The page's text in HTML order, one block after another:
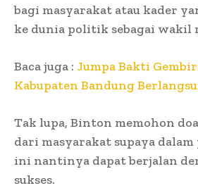
bagi masyarakat atau kader
ke dunia politik sebagai wakil
Baca juga : Jumpa Bakti
Kabupaten Bandung
Tak lupa, Binton memohon
dari masyarakat supaya
ini nantinya dapat berjalan
sukses.